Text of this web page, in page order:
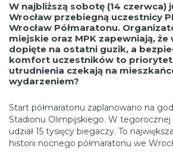
W najbliższą sobotę (14 czerwca)
Wrocław przebiegną uczestnicy
Wrocław Półmaratonu.
miejskie oraz MPK zapewniają,
dopięte na ostatni guzik, a
komfort uczestników to
utrudnienia czekają na
wydarzeniem?
Start półmaratonu zaplanowano na
Stadionu Olimpijskiego. W
udział 15 tysięcy biegaczy. To
historii nocnego półmaratonu we